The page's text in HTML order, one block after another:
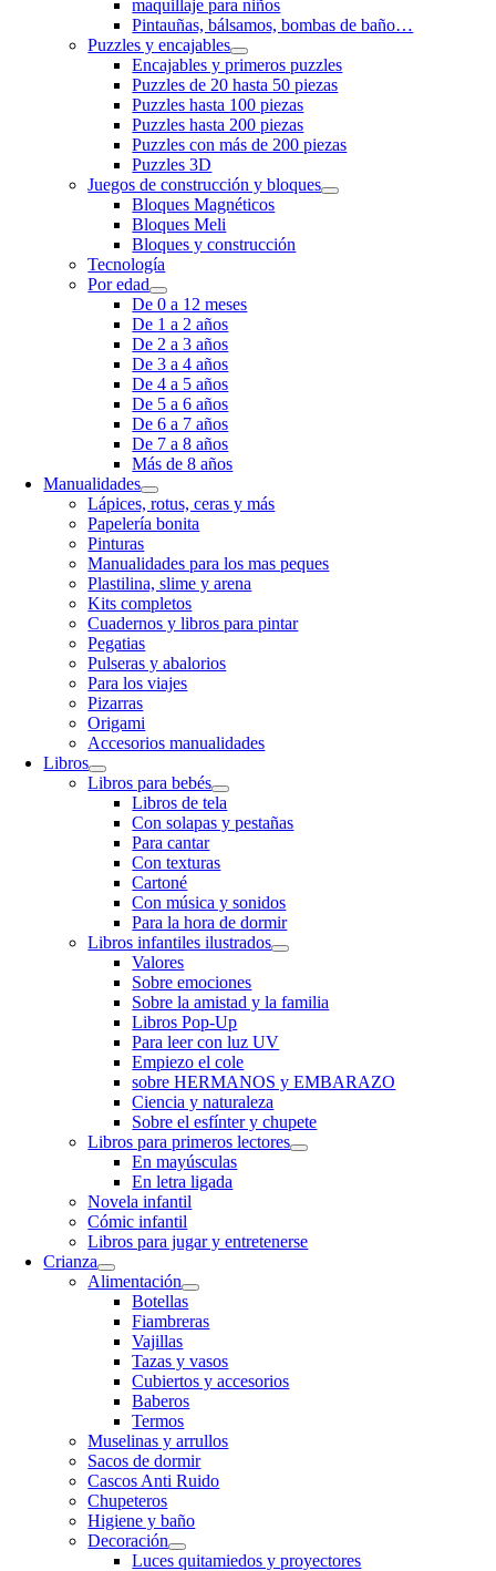
maquillaje para niños
Pintauñas, bálsamos, bombas de baño…
Puzzles y encajables
Encajables y primeros puzzles
Puzzles de 20 hasta 50 piezas
Puzzles hasta 100 piezas
Puzzles hasta 200 piezas
Puzzles con más de 200 piezas
Puzzles 3D
Juegos de construcción y bloques
Bloques Magnéticos
Bloques Meli
Bloques y construcción
Tecnología
Por edad
De 0 a 12 meses
De 1 a 2 años
De 2 a 3 años
De 3 a 4 años
De 4 a 5 años
De 5 a 6 años
De 6 a 7 años
De 7 a 8 años
Más de 8 años
Manualidades
Lápices, rotus, ceras y más
Papelería bonita
Pinturas
Manualidades para los mas peques
Plastilina, slime y arena
Kits completos
Cuadernos y libros para pintar
Pegatias
Pulseras y abalorios
Para los viajes
Pizarras
Origami
Accesorios manualidades
Libros
Libros para bebés
Libros de tela
Con solapas y pestañas
Para cantar
Con texturas
Cartoné
Con música y sonidos
Para la hora de dormir
Libros infantiles ilustrados
Valores
Sobre emociones
Sobre la amistad y la familia
Libros Pop-Up
Para leer con luz UV
Empiezo el cole
sobre HERMANOS y EMBARAZO
Ciencia y naturaleza
Sobre el esfínter y chupete
Libros para primeros lectores
En mayúsculas
En letra ligada
Novela infantil
Cómic infantil
Libros para jugar y entretenerse
Crianza
Alimentación
Botellas
Fiambreras
Vajillas
Tazas y vasos
Cubiertos y accesorios
Baberos
Termos
Muselinas y arrullos
Sacos de dormir
Cascos Anti Ruido
Chupeteros
Higiene y baño
Decoración
Luces quitamiedos y proyectores